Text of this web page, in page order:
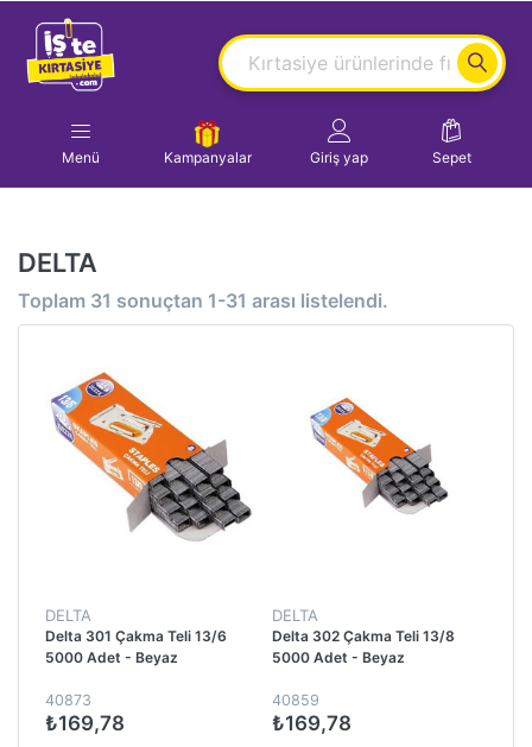
Menü Kampanyalar Giriş yap Sepet
DELTA
Toplam 31 sonuçtan 1-31 arası listelendi.
DELTA
Delta 301 Çakma Teli 13/6
5000 Adet - Beyaz
40873
₺169,78
DELTA
Delta 302 Çakma Teli 13/8
5000 Adet - Beyaz
40859
₺169,78